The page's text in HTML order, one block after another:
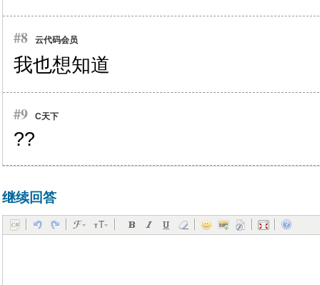
#8 云代码会员
我也想知道
#9 C天下
??
继续回答